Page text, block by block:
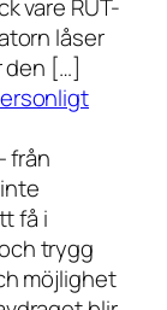
vare RUT-
låser
den […]
från
få i
trygg
möjlighet